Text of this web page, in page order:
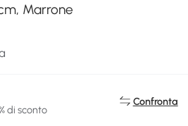
Marrone
di sconto
Confronta